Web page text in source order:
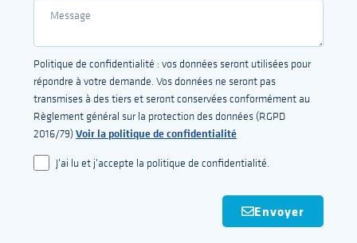
Politique de confidentialité : vos données seront utilisées pour
répondre à votre demande. Vos données ne seront pas
transmises à des tiers et seront conservées conformément au
Règlement général sur la protection des données (RGPD
2016/79)Voir la politique de confidentialité
J'ai lu et j'accepte la politique de confidentialité.
Envoyer